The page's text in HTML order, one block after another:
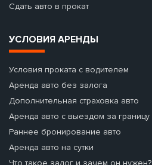
Сдать авто в прокат
УСЛОВИЯ АРЕНДЫ
Условия проката с водителем
Аренда авто без залога
Дополнительная страховка авто
Аренда авто с выездом за границу
Раннее бронирование авто
Аренда авто на сутки
Что такое залог и зачем он нужен?